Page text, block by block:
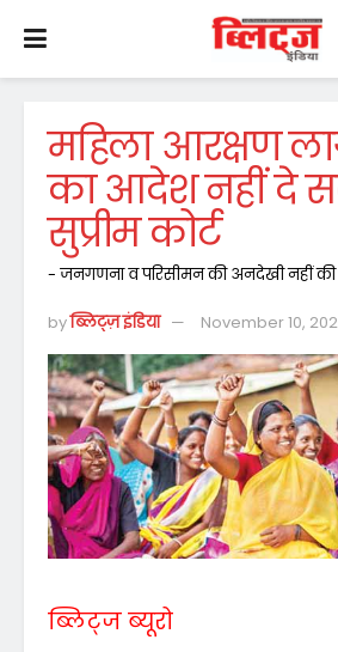
महिला आरक्षण
का आदेश नहीं दे
सुप्रीम कोर्ट
- जनगणना व परिसीमन की अनदेखी नहीं
byब्लिट्ज़ इंडिया November 10,
ब्लिट्ज ब्यूरो